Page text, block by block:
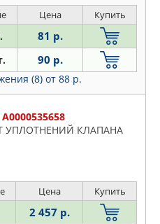
Цена Купить
81 р.
90 р.
(8) от 88 р.
A0000535658
УПЛОТНЕНИЙ КЛАПАНА
Цена Купить
2 457 р.